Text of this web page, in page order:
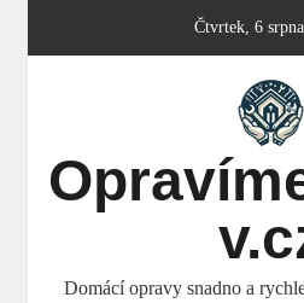
Čtvrtek, 6
Domácí opravy snadno a